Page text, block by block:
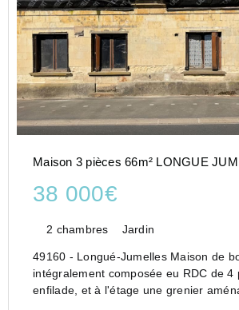
Maison 3 pièces 66m² LONGUE
38 000€
2 chambres Jardin
49160 - Longué-Jumelles Maison de bourg à
intégralement composée eu RDC de 4
enfilade, et à l'étage une grenier